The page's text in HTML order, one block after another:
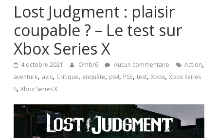
Lost Judgment : plaisir
coupable ? – Le test sur
Xbox Series X
4 octobre 2021 Ombr6 Aucun commentaire Action,
aventure, avis, Critique, enquête, ps4, PS5,test,Xbox,Xbox Series
S,Xbox Series X